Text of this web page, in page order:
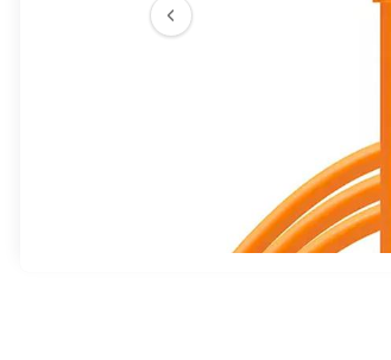
‹